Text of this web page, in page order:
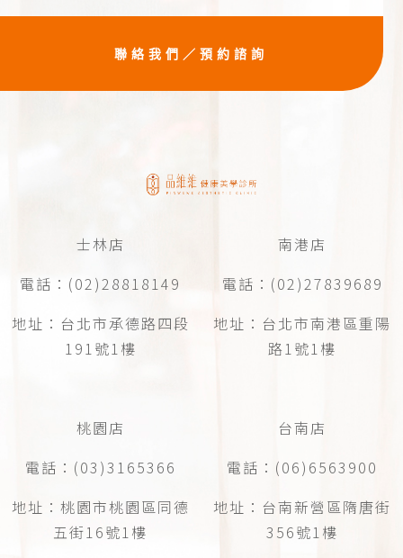
聯絡我們／預約諮詢
士林店
電話：(02)28818149
地址：台北市承德路四段
191號1樓
南港店
電話：(02)27839689
地址：台北市南港區重陽
路1號1樓
桃園店
電話：(03)3165366
地址：桃園市桃園區同德
五街16號1樓
台南店
電話：(06)6563900
地址：台南新營區隋唐街
356號1樓